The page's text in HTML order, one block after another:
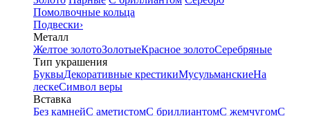
Помолвочные кольца
Подвески›
Металл
Желтое золотоЗолотыеКрасное золотоСеребряные
Тип украшения
БуквыДекоративные крестикиМусульманскиеНа
лескеСимвол веры
Вставка
Без камнейС аметистомС бриллиантомС жемчугомС